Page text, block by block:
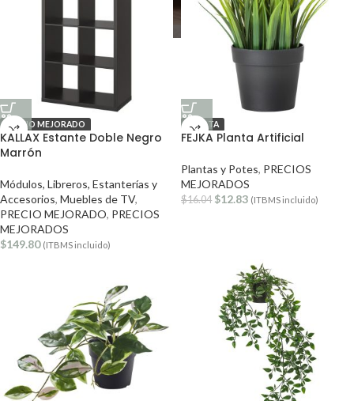
PRECIO MEJORADO
KALLAX Estante Doble Negro
Marrón
Módulos, Libreros, Estanterías y
Accesorios, Muebles de TV,
PRECIO MEJORADO, PRECIOS
MEJORADOS
$149.80 (ITBMS incluido)
OFERTA
FEJKA Planta Artificial
Plantas y Potes, PRECIOS
MEJORADOS
$16.04 $12.83 (ITBMS incluido)